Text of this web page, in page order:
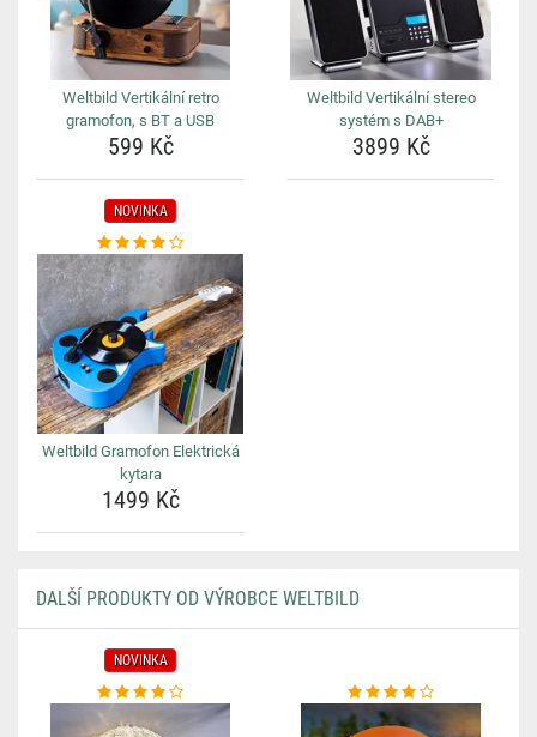
Weltbild Vertikální retro
gramofon, s BT a USB
599 Kč
Weltbild Vertikální stereo
systém s DAB+
3899 Kč
NOVINKA
Weltbild Gramofon Elektrická
kytara
1499 Kč
DALŠÍ PRODUKTY OD VÝROBCE WELTBILD
NOVINKA